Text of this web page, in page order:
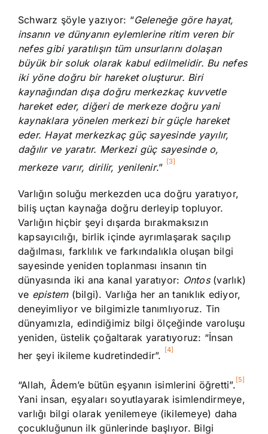
Schwarz şöyle yazıyor: “Geleneğe göre hayat,
insanın ve dünyanın eylemlerine ritim veren bir
nefes gibi yaratılışın tüm unsurlarını dolaşan
büyük bir soluk olarak kabul edilmelidir. Bu nefes
iki yöne doğru bir hareket oluşturur. Biri
kaynağından dışa doğru merkezkaç kuvvetle
hareket eder, diğeri de merkeze doğru yani
kaynaklara yönelen merkezi bir güçle hareket
eder. Hayat merkezkaç güç sayesinde yayılır,
dağılır ve yaratır. Merkezi güç sayesinde o,
merkeze varır, dirilir, yenilenir.” [3]
Varlığın soluğu merkezden uca doğru yaratıyor,
biliş uçtan kaynağa doğru derleyip topluyor.
Varlığın hiçbir şeyi dışarda bırakmaksızın
kapsayıcılığı, birlik içinde ayrımlaşarak saçılıp
dağılması, farklılık ve farkındalıkla oluşan bilgi
sayesinde yeniden toplanması insanın tin
dünyasında iki ana kanal yaratıyor: Ontos(varlık)
ve epistem(bilgi). Varlığa her an tanıklık ediyor,
deneyimliyor ve bilgimizle tanımlıyoruz. Tin
dünyamızla, edindiğimiz bilgi ölçeğinde varoluşu
yeniden, üstelik çoğaltarak yaratıyoruz: “İnsan
her şeyi ikileme kudretindedir”. [4]
“Allah, Âdem’e bütün eşyanın isimlerini öğretti”.[5]
Yani insan, eşyaları soyutlayarak isimlendirmeye,
varlığı bilgi olarak yenilemeye (ikilemeye) daha
çocukluğunun ilk günlerinde başlıyor. Bilgi